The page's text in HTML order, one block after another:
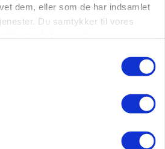
dem, eller som de har indsamlet
Du samtykker til vores
mod ny
Loading...